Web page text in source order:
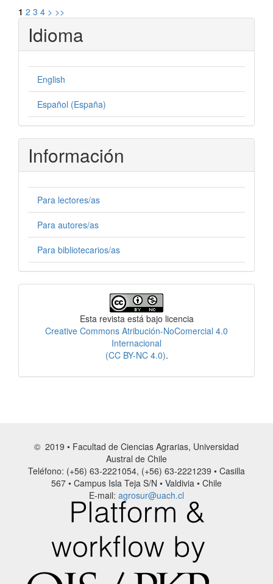
1 2 3 4 > >>
Idioma
English
Español (España)
Información
Para lectores/as
Para autores/as
Para bibliotecarios/as
Esta revista está bajo licencia
Creative Commons Atribución-NoComercial 4.0
Internacional
(CC BY-NC 4.0).
© 2019 • Facultad de Ciencias Agrarias, Universidad
Austral de Chile
Teléfono: (+56) 63-2221054, (+56) 63-2221239 • Casilla
567 • Campus Isla Teja S/N • Valdivia • Chile
E-mail: agrosur@uach.cl